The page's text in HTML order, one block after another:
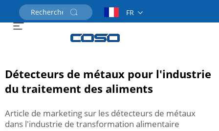
FR
Détecteurs de métaux pour l'industrie
du traitement des aliments
Article de marketing sur les détecteurs de métaux
dans l'industrie de transformation alimentaire